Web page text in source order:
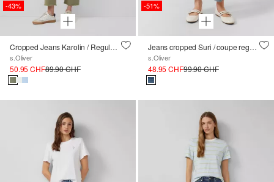
-43%
Cropped Jeans Karolin / Regular Fit / Mid Rise / Straight Leg
s.Oliver
50.95 CHF89.90 CHF
-51%
Jeans cropped Suri / coupe regular / taille moyenne / jambes larges
s.Oliver
48.95 CHF99.90 CHF